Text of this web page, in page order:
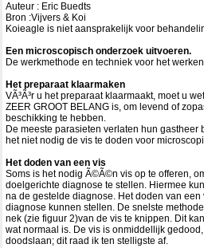
Auteur : Eric Buedts
Bron :Vijvers & Koi
Koieagle is niet aansprakelijk voor
Een microscopisch onderzoek uitvoeren.
De werkmethode en techniek voor het
Het preparaat klaarmaken
VÃ³Ã³r u het preparaat klaarmaakt, moet u
ZEER GROOT BELANG is, om levend of
beschikking te hebben.
De meeste parasieten verlaten hun
het niet nodig de vis te doden voor
Het doden van een vis
Soms is het nodig Ã©Ã©n vis op te offeren,
doelgerichte diagnose te stellen. Hiermee
na de gestelde diagnose. Het doden van
diagnose kunnen stellen. De snelste
nek (zie figuur 2)van de vis te knippen. Dit
wat normaal is. De vis is onmiddellijk
doodslaan; dit raad ik ten stelligste af.